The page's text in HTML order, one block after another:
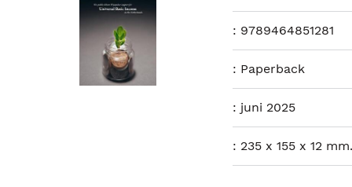
: 9789464851281
: Paperback
: juni 2025
: 235 x 155 x 12 mm.